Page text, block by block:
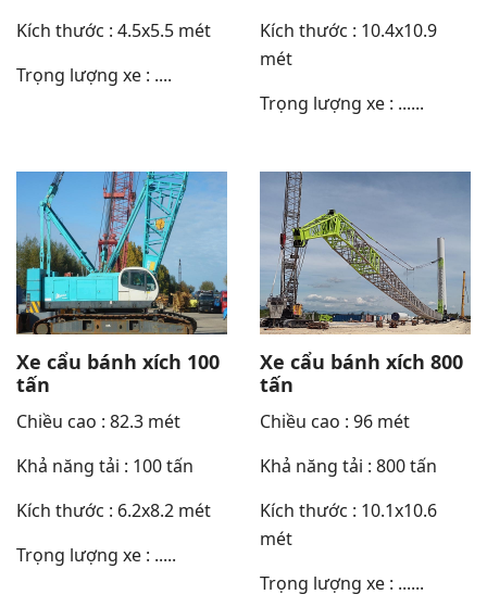
Kích thước : 4.5x5.5 mét
Trọng lượng xe : ....
Kích thước : 10.4x10.9
mét
Trọng lượng xe : ......
Xe cẩu bánh xích 100
tấn
Chiều cao : 82.3 mét
Khả năng tải : 100 tấn
Kích thước : 6.2x8.2 mét
Trọng lượng xe : .....
Xe cẩu bánh xích 800
tấn
Chiều cao : 96 mét
Khả năng tải : 800 tấn
Kích thước : 10.1x10.6
mét
Trọng lượng xe : ......